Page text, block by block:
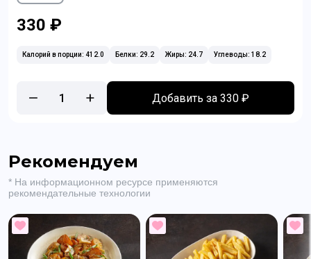
330 ₽
Калорий в порции: 412.0 Белки: 29.2 Жиры: 24.7 Углеводы: 18.2
1 Добавить за 330 ₽
Рекомендуем
* На информационном ресурсе применяются
рекомендательные технологии